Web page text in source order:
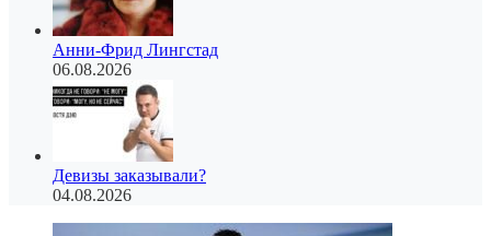
Анни-Фрид Лингстад
06.08.2026
Девизы заказывали?
04.08.2026